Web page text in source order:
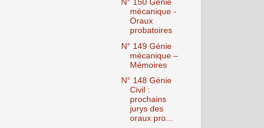
N° 150 Génie
mécanique -
Oraux
probatoires
N° 149 Génie
mécanique –
Mémoires
N° 148 Génie
Civil :
prochains
jurys des
oraux pro...